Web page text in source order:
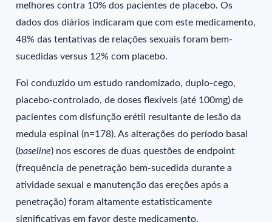
melhores contra 10% dos pacientes de placebo. Os
dados dos diários indicaram que com este medicamento,
48% das tentativas de relações sexuais foram bem-
sucedidas versus 12% com placebo.
Foi conduzido um estudo randomizado, duplo-cego,
placebo-controlado, de doses flexíveis (até 100mg) de
pacientes com disfunção erétil resultante de lesão da
medula espinal (n=178). As alterações do período basal
(baseline) nos escores de duas questões de endpoint
(frequência de penetração bem-sucedida durante a
atividade sexual e manutenção das ereções após a
penetração) foram altamente estatisticamente
significativas em favor deste medicamento.